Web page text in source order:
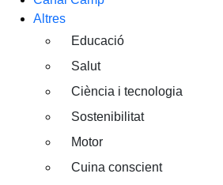
Altres
Educació
Salut
Ciència i tecnologia
Sostenibilitat
Motor
Cuina conscient